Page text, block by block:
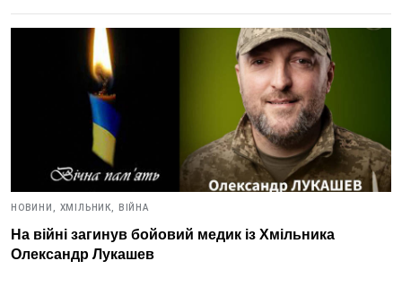
НОВИНИ, ХМІЛЬНИК, ВІЙНА
На війні загинув бойовий медик із Хмільника
Олександр Лукашев